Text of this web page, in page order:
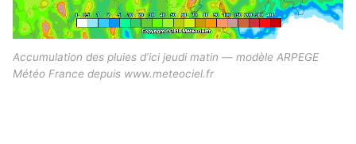
Accumulation des pluies d’ici jeudi matin — modèle ARPEGE
Météo France depuis www.meteociel.fr